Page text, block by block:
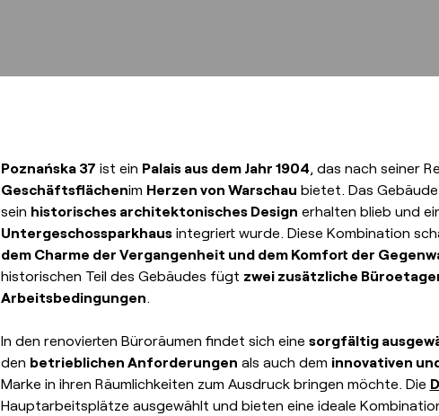
Poznańska 37 ist ein Palais aus dem Jahr 1904, das nach seiner
Geschäftsflächenim Herzen von Warschau bietet. Das
sein historisches architektonisches Design erhalten blieb und
Untergeschossparkhausintegriert wurde. Diese Kombination
dem Charme der Vergangenheit und dem Komfort der
historischen Teil des Gebäudes fügt zwei zusätzliche
Arbeitsbedingungen.
In den renovierten Büroräumen findet sich eine sorgfältig
den betrieblichen Anforderungen als auch dem innovativen
Marke in ihren Räumlichkeiten zum Ausdruck bringen möchte. Die
Hauptarbeitsplätze ausgewählt und bieten eine ideale